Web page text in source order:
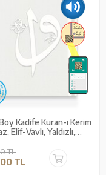
Kadife Kuran-ı Kerim
Elif-Vavlı, Yaldızlı,
TL
TL